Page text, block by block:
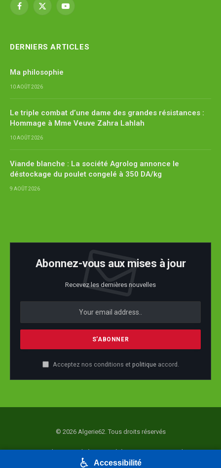
Facebook
X
YouTube
DERNIERS ARTICLES
Ma philosophie
10 AOÛT 2026
Le triple combat d’une dame des grandes résistances :
Hommage à Mme Veuve Zahra Lahlah
10 AOÛT 2026
Viande blanche : La société Agrolog annonce le
déstockage du poulet congelé à 350 DA/kg
9 AOÛT 2026
Abonnez-vous aux mises à jour
Recevez les dernières nouvelles
Acceptez nos conditions et politiqueaccord.
© 2026 Algerie62. Tous droits réservés
Accueil Actualité Société Economie Politique
♿ Accessibilité